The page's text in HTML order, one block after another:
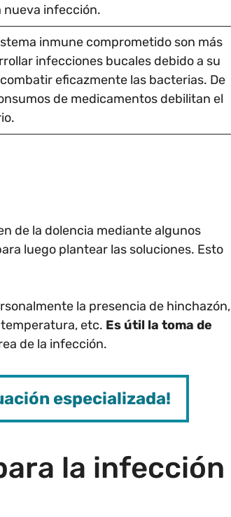
nueva infección.
inmune comprometido son más
infecciones bucales debido a su
eficazmente las bacterias. De
de medicamentos debilitan el
de la dolencia mediante algunos
luego plantear las soluciones. Esto
la presencia de hinchazón,
etc. Es útil la toma de
de la infección.
especializada!
la infección